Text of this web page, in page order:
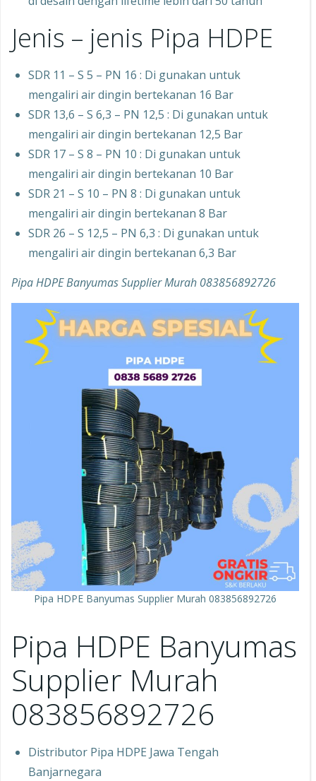
Jenis – jenis Pipa HDPE
SDR 11 – S 5 – PN 16 : Di gunakan untuk
mengaliri air dingin bertekanan 16 Bar
SDR 13,6 – S 6,3 – PN 12,5 : Di gunakan untuk
mengaliri air dingin bertekanan 12,5 Bar
SDR 17 – S 8 – PN 10 : Di gunakan untuk
mengaliri air dingin bertekanan 10 Bar
SDR 21 – S 10 – PN 8 : Di gunakan untuk
mengaliri air dingin bertekanan 8 Bar
SDR 26 – S 12,5 – PN 6,3 : Di gunakan untuk
mengaliri air dingin bertekanan 6,3 Bar
Pipa HDPE Banyumas Supplier Murah 083856892726
Pipa HDPE Banyumas Supplier Murah 083856892726
Pipa HDPE Banyumas
Supplier Murah
083856892726
Distributor Pipa HDPE Jawa Tengah
Banjarnegara